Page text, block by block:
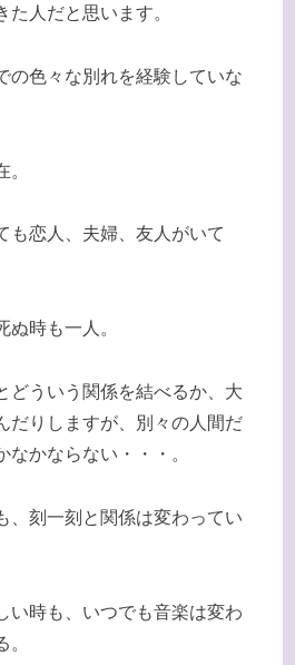
人だと思います。
の色々な別れを経験していな
も恋人、夫婦、友人がいて
ぬ時も一人。
どういう関係を結べるか、大
だりしますが、別々の人間だ
かならない・・・。
、刻一刻と関係は変わってい
い時も、いつでも音楽は変わ